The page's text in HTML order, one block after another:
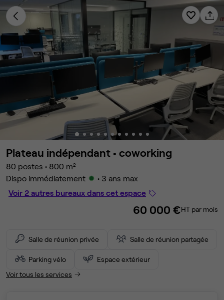
Plateau indépendant • coworking
80 postes • 800 m²
Dispo immédiatement
• 3 ans max
Voir 2 autres bureaux dans cet espace
60 000 €HT par mois
Salle de réunion privée Salle de réunion partagée
Parking vélo
Espace extérieur
Voir tous les services